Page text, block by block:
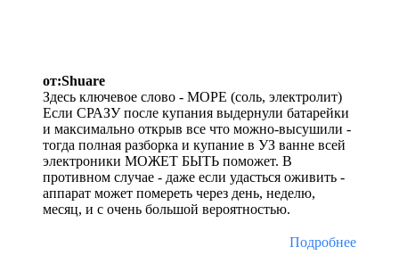
от:Shuare
Здесь ключевое слово - МОРЕ (соль, электролит)
Если СРАЗУ после купания выдернули батарейки
и максимально открыв все что можно-высушили -
тогда полная разборка и купание в УЗ ванне всей
электроники МОЖЕТ БЫТЬ поможет. В
противном случае - даже если удасться оживить -
аппарат может помереть через день, неделю,
месяц, и с очень большой вероятностью.
Подробнее